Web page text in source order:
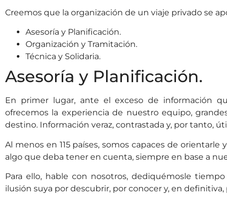
Creemos que la organización de un viaje privado se
Asesoría y Planificación.
Organización y Tramitación.
Técnica y Solidaria.
Asesoría y Planificación.
En primer lugar, ante el exceso de información
ofrecemos la experiencia de nuestro equipo,
destino. Información veraz, contrastada y, por tanto,
Al menos en 115 países, somos capaces de
algo que deba tener en cuenta, siempre en base a
Para ello, hable con nosotros, dediquémosle
ilusión suya por descubrir, por conocer y, en